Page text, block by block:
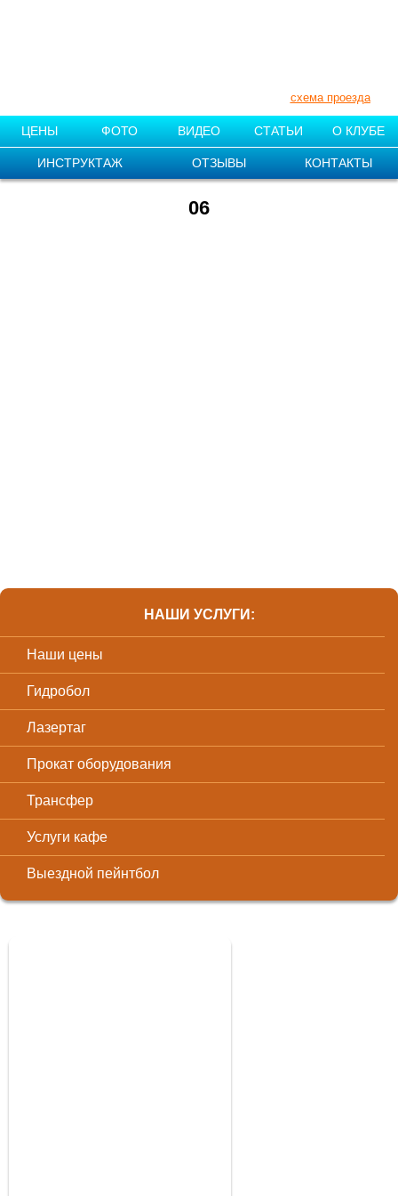
схема проезда
ЦЕНЫ ФОТО ВИДЕО СТАТЬИ О КЛУБЕ
ИНСТРУКТАЖ ОТЗЫВЫ КОНТАКТЫ
06
НАШИ УСЛУГИ:
Наши цены
Гидробол
Лазертаг
Прокат оборудования
Трансфер
Услуги кафе
Выездной пейнтбол